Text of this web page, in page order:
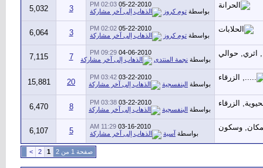
05-22-2010
02:03 PM
بواسطة توم كروز 3
5,032
05-22-2010
02:02 PM
بواسطة توم كروز 3
6,064
04-06-2010
09:29 PM
بواسطة نجمة المنتدى 7
7,115
03-22-2010
03:42 PM
بواسطة البنفسجية 20
15,881
03-22-2010
03:38 PM
بواسطة البنفسجية 8
6,470
03-16-2010
11:29 AM
بواسطة آسية 5
6,107
صفحة 1 من 2 1
2
>